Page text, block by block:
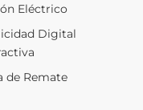
Eléctrico
Digital
de Remate